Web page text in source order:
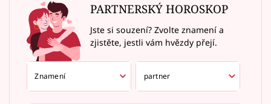
PARTNERSKÝ HOROSKOP
Jste si souzení? Zvolte znamení a
zjistěte, jestli vám hvězdy přejí.